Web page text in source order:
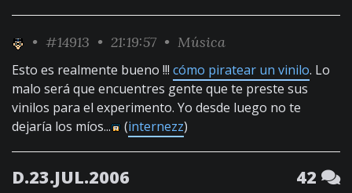
• #14913 • 21:19:57 • Música
Esto es realmente bueno !!! cómo piratear un vinilo. Lo
malo será que encuentres gente que te preste sus
vinilos para el experimento. Yo desde luego no te
dejaría los míos...
(internezz)
D.23.JUL.2006 42